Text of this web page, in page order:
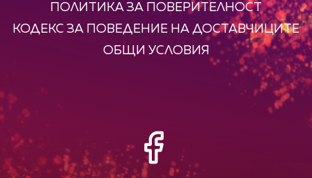
ПОЛИТИКА ЗА ПОВЕРИТЕЛНОСТ
КОДЕКС ЗА ПОВЕДЕНИЕ НА ДОСТАВЧИЦИТЕ
ОБЩИ УСЛОВИЯ